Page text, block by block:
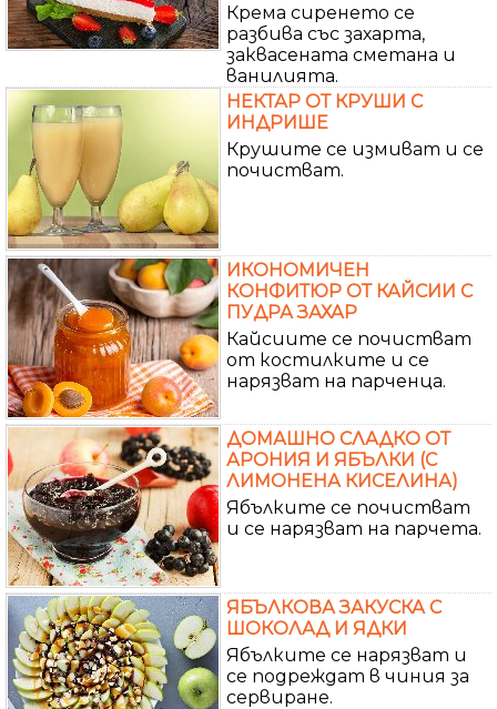
Крема сиренето се
разбива със захарта,
заквасената сметана и
ванилията.
НЕКТАР ОТ КРУШИ С
ИНДРИШЕ
Крушите се измиват и се
почистват.
ИКОНОМИЧЕН
КОНФИТЮР ОТ КАЙСИИ С
ПУДРА ЗАХАР
Кайсиите се почистват
от костилките и се
нарязват на парченца.
ДОМАШНО СЛАДКО ОТ
АРОНИЯ И ЯБЪЛКИ (С
ЛИМОНЕНА КИСЕЛИНА)
Ябълките се почистват
и се нарязват на парчета.
ЯБЪЛКОВА ЗАКУСКА С
ШОКОЛАД И ЯДКИ
Ябълките се нарязват и
се подреждат в чиния за
сервиране.